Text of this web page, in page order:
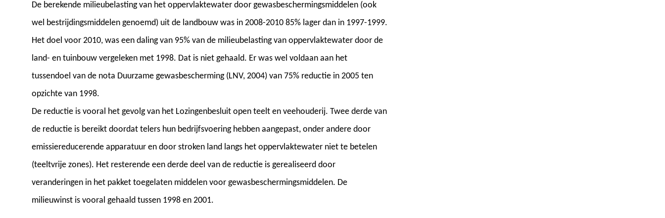
De berekende milieubelasting van het oppervlaktewater door gewasbeschermingsmiddelen (ook
wel bestrijdingsmiddelen genoemd) uit de landbouw was in 2008-2010 85% lager dan in 1997-1999.
Het doel voor 2010, was een daling van 95% van de milieubelasting van oppervlaktewater door de
land- en tuinbouw vergeleken met 1998. Dat is niet gehaald. Er was wel voldaan aan het
tussendoel van de nota Duurzame gewasbescherming (LNV, 2004) van 75% reductie in 2005 ten
opzichte van 1998.
De reductie is vooral het gevolg van het Lozingenbesluit open teelt en veehouderij. Twee derde van
de reductie is bereikt doordat telers hun bedrijfsvoering hebben aangepast, onder andere door
emissiereducerende apparatuur en door stroken land langs het oppervlaktewater niet te betelen
(teeltvrije zones). Het resterende een derde deel van de reductie is gerealiseerd door
veranderingen in het pakket toegelaten middelen voor gewasbeschermingsmiddelen. De
milieuwinst is vooral gehaald tussen 1998 en 2001.